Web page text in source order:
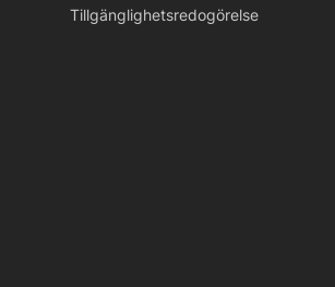
Tillgänglighetsredogörelse